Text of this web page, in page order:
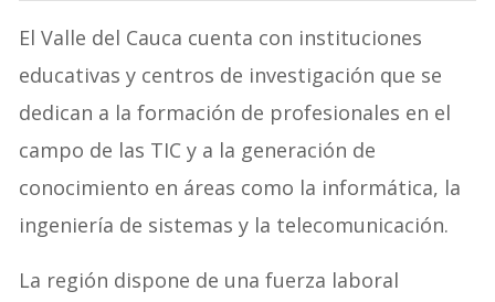
El Valle del Cauca cuenta con instituciones
educativas y centros de investigación que se
dedican a la formación de profesionales en el
campo de las TIC y a la generación de
conocimiento en áreas como la informática, la
ingeniería de sistemas y la telecomunicación.
La región dispone de una fuerza laboral